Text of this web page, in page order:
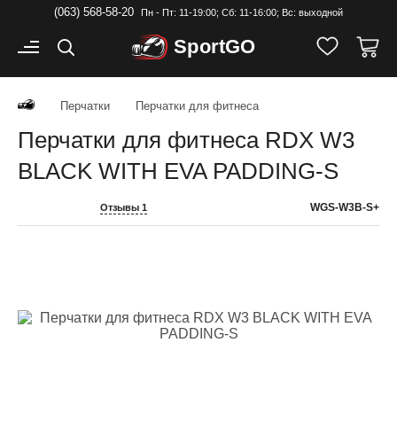
(063) 568-58-20 Пн - Пт: 11-19:00; Cб: 11-16:00; Вс: выходной
SportGO
Перчатки Перчатки для фитнеса
Перчатки для фитнеса RDX W3
BLACK WITH EVA PADDING-S
Отзывы 1 WGS-W3B-S+